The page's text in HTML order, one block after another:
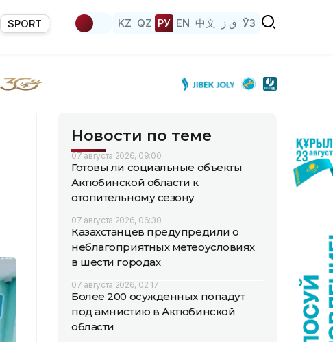
SPORT KZ QZ РУ EN 中文 ق ز ЎЗ
Новости по теме
07 августа 2026, 09:00
Готовы ли социальные объекты
Актюбинской области к
отопительному сезону
07 августа 2026, 06:30
Казахстанцев предупредили о
неблагоприятных метеоусловиях
в шести городах
07 августа 2026, 02:17
Более 200 осужденных попадут
под амнистию в Актюбинской
области